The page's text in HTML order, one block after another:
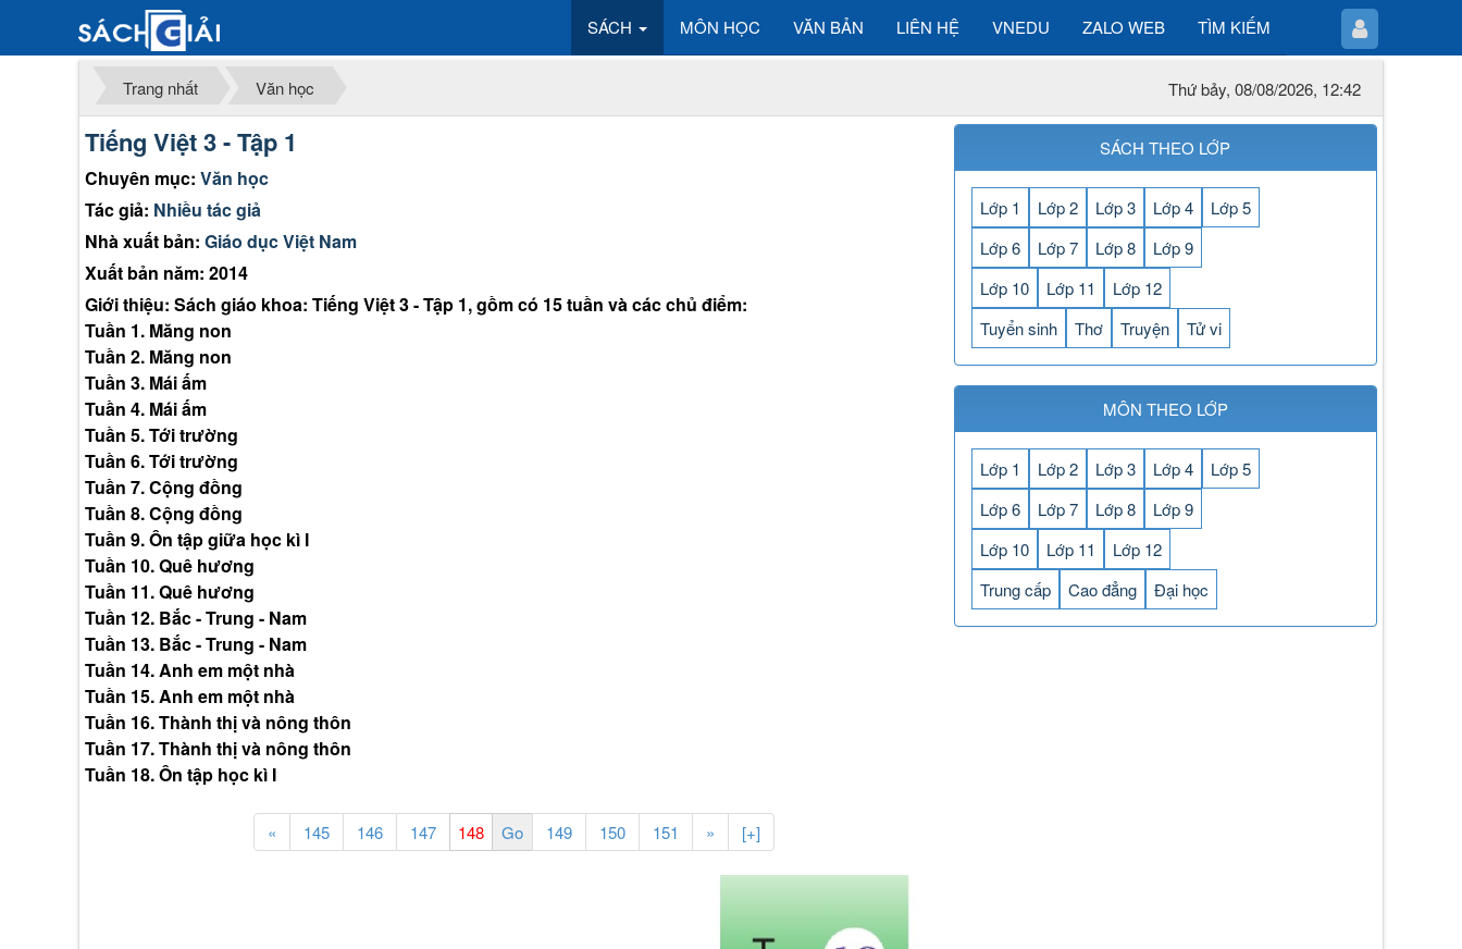
SÁCH MÔN HỌC VĂN BẢN LIÊN HỆ VNEDU ZALO WEB TÌM KIẾM
Trang nhất Văn học Thứ bảy, 08/08/2026, 12:42
Tiếng Việt 3 - Tập 1
Chuyên mục: Văn học
Tác giả: Nhiều tác giả
Nhà xuất bản: Giáo dục Việt Nam
Xuất bản năm: 2014
Giới thiệu: Sách giáo khoa: Tiếng Việt 3 - Tập 1, gồm có 15 tuần và các chủ điểm:
Tuần 1. Măng non
Tuần 2. Măng non
Tuần 3. Mái ấm
Tuần 4. Mái ấm
Tuần 5. Tới trường
Tuần 6. Tới trường
Tuần 7. Cộng đồng
Tuần 8. Cộng đồng
Tuần 9. Ôn tập giữa học kì I
Tuần 10. Quê hương
Tuần 11. Quê hương
Tuần 12. Bắc - Trung - Nam
Tuần 13. Bắc - Trung - Nam
Tuần 14. Anh em một nhà
Tuần 15. Anh em một nhà
Tuần 16. Thành thị và nông thôn
Tuần 17. Thành thị và nông thôn
Tuần 18. Ôn tập học kì I
« 145 146 147 149 150 151 » [+]
SÁCH THEO LỚP
Lớp 1 Lớp 2 Lớp 3 Lớp 4
Lớp 5
Lớp 6
Lớp 7 Lớp 8
Lớp 9
Lớp 10
Lớp 11
Lớp 12
Tuyển sinh
Thơ Truyện Tử vi
MÔN THEO LỚP
Lớp 1 Lớp 2 Lớp 3 Lớp 4
Lớp 5
Lớp 6
Lớp 7 Lớp 8
Lớp 9
Lớp 10
Lớp 11
Lớp 12
Trung cấp
Cao đẳng Đại học